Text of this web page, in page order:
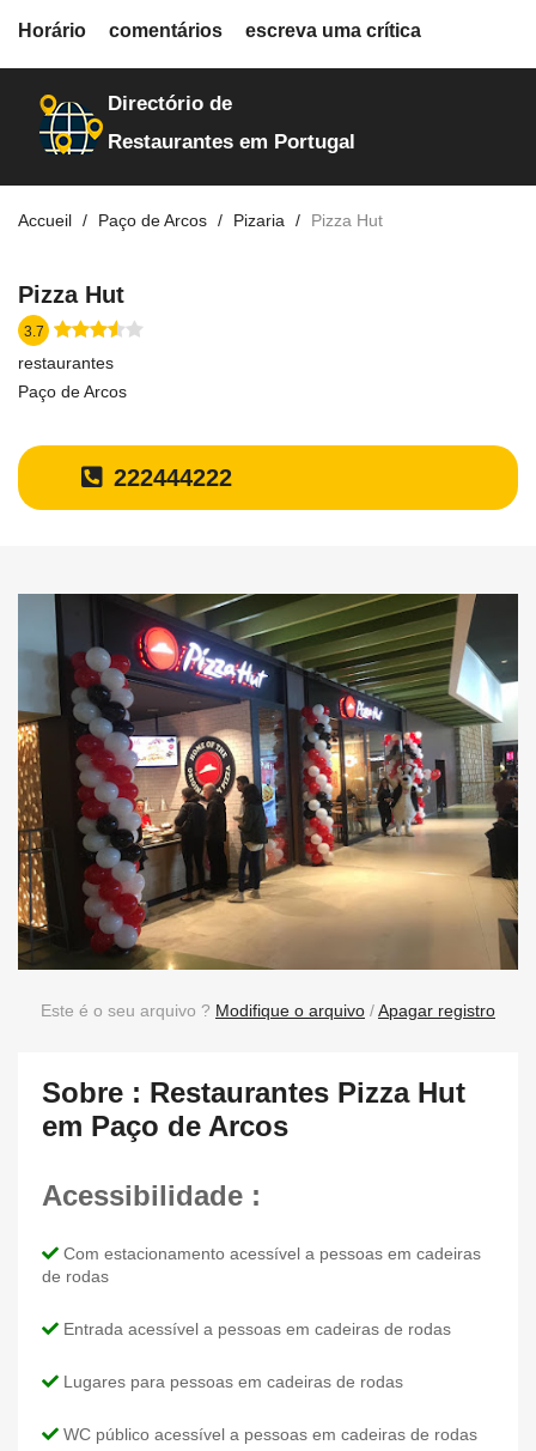
restaurantes
Directório de
Restaurantes em Portugal
Accueil Paço de Arcos Pizaria Pizza Hut
Pizza Hut
3.7
restaurantes
Paço de Arcos
222444222
Horário comentários escreva uma crítica
Este é o seu arquivo ? Modifique o arquivo /Apagar registro
Sobre : Restaurantes Pizza Hut
em Paço de Arcos
Acessibilidade :
Com estacionamento acessível a pessoas em cadeiras
de rodas
Entrada acessível a pessoas em cadeiras de rodas
Lugares para pessoas em cadeiras de rodas
WC público acessível a pessoas em cadeiras de rodas